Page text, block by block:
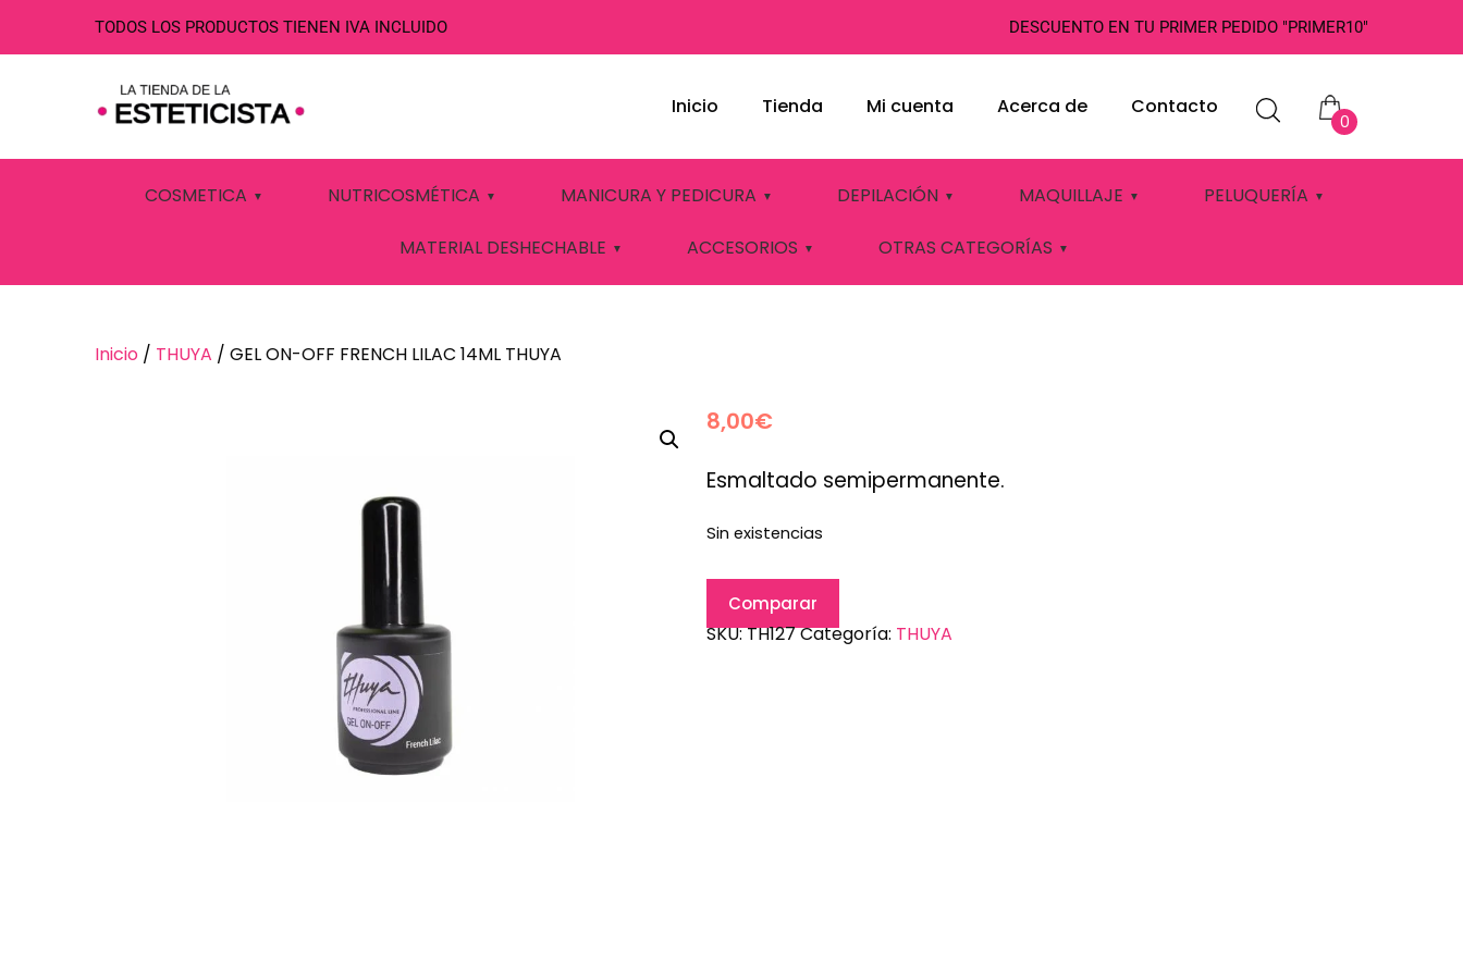
TODOS LOS PRODUCTOS TIENEN IVA INCLUIDO DESCUENTO EN TU PRIMER PEDIDO "PRIMER10"
0
Inicio Tienda Mi cuenta Acerca de Contacto
COSMETICA NUTRICOSMÉTICA MANICURA Y PEDICURA DEPILACIÓN MAQUILLAJE PELUQUERÍA
MATERIAL DESHECHABLE ACCESORIOS OTRAS CATEGORÍAS
GEL ON-OFF FRENCH LILAC 14ML THUYA
Inicio / THUYA / GEL ON-OFF FRENCH LILAC 14ML THUYA
8,00€
Esmaltado semipermanente.
Sin existencias
Comparar
SKU:TH127Categoría: THUYA